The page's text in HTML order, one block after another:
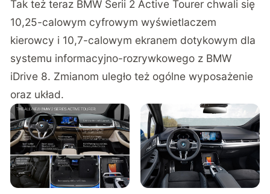
Tak też teraz BMW Serii 2 Active Tourer chwali się
10,25-calowym cyfrowym wyświetlaczem
kierowcy i 10,7-calowym ekranem dotykowym dla
systemu informacyjno-rozrywkowego z BMW
iDrive 8. Zmianom uległo też ogólne wyposażenie
oraz układ.